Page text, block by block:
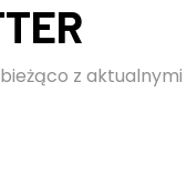
z aktualnymi